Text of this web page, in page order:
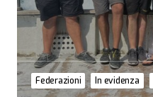
Federazioni In evidenza